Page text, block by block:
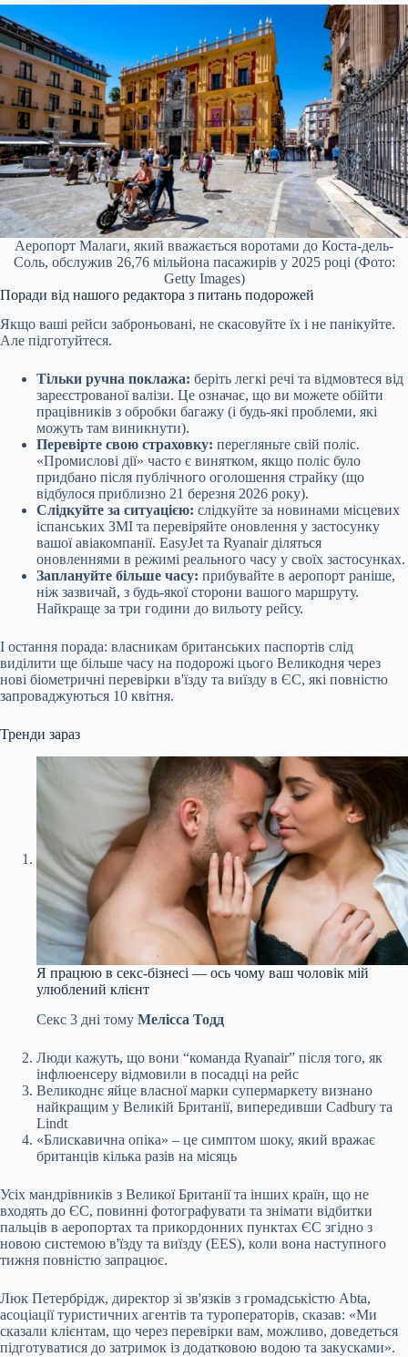
Аеропорт Малаги, який вважається воротами до Коста-дель-
Соль, обслужив 26,76 мільйона пасажирів у 2025 році (Фото:
Getty Images)
Поради від нашого редактора з питань подорожей
Якщо ваші рейси заброньовані, не скасовуйте їх і не панікуйте.
Але підготуйтеся.
Тільки ручна поклажа: беріть легкі речі та відмовтеся від
зареєстрованої валізи. Це означає, що ви можете обійти
працівників з обробки багажу (і будь-які проблеми, які
можуть там виникнути).
Перевірте свою страховку: перегляньте свій поліс.
«Промислові дії» часто є винятком, якщо поліс було
придбано після публічного оголошення страйку (що
відбулося приблизно 21 березня 2026 року).
Слідкуйте за ситуацією: слідкуйте за новинами місцевих
іспанських ЗМІ та перевіряйте оновлення у застосунку
вашої авіакомпанії. EasyJet та Ryanair діляться
оновленнями в режимі реального часу у своїх застосунках.
Заплануйте більше часу: прибувайте в аеропорт раніше,
ніж зазвичай, з будь-якої сторони вашого маршруту.
Найкраще за три години до вильоту рейсу.
І остання порада: власникам британських паспортів слід
виділити ще більше часу на подорожі цього Великодня через
нові біометричні перевірки в'їзду та виїзду в ЄС, які повністю
запроваджуються 10 квітня.
Тренди зараз
Я працюю в секс-бізнесі — ось чому ваш чоловік мій
улюблений клієнт
Секс 3 дні тому Мелісса Тодд
Люди кажуть, що вони “команда Ryanair” після того, як
інфлюенсеру відмовили в посадці на рейс
Великоднє яйце власної марки супермаркету визнано
найкращим у Великій Британії, випередивши Cadbury та
Lindt
«Блискавична опіка» – це симптом шоку, який вражає
британців кілька разів на місяць
Усіх мандрівників з Великої Британії та інших країн, що не
входять до ЄС, повинні фотографувати та знімати відбитки
пальців в аеропортах та прикордонних пунктах ЄС згідно з
новою системою в'їзду та виїзду (EES), коли вона наступного
тижня повністю запрацює.
Люк Петербрідж, директор зі зв'язків з громадськістю Abta,
асоціації туристичних агентів та туроператорів, сказав: «Ми
сказали клієнтам, що через перевірки вам, можливо, доведеться
підготуватися до затримок із додатковою водою та закусками».